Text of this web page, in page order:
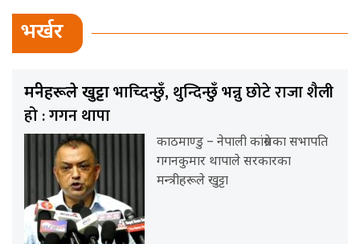
भर्खर
मन्त्रीहरूले खुट्टाभाच्दिन्छुँ, थुन्दिन्छुँ भन्नु छोटे राजा शैली
हो : गगन थापा
काठमाण्डु – नेपाली कांग्रेसका सभापति
गगनकुमार थापाले सरकारका
मन्त्रीहरूले खुट्टा